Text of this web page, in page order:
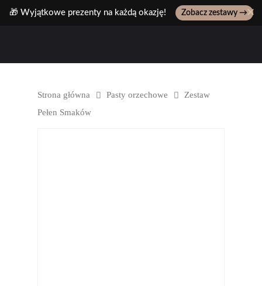
✕
🎁 Wyjątkowe prezenty na każdą okazję! Zobacz zestawy →
Strona główna Pasty orzechowe
Zestaw
Pełen Smaków